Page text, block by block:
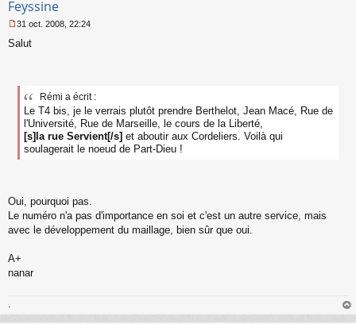
Feyssine
e
31 oct. 2008, 22:24
Salut
Rémi a écrit :
Le T4 bis, je le verrais plutôt prendre Berthelot, Jean Macé, Rue de
l'Université, Rue de Marseille, le cours de la Liberté,
[s]la rue Servient[/s] et aboutir aux Cordeliers. Voilà qui
soulagerait le noeud de Part-Dieu !
Oui, pourquoi pas.
Le numéro n'a pas d'importance en soi et c'est un autre service, mais
avec le développement du maillage, bien sûr que oui.
A+
nanar
.
au